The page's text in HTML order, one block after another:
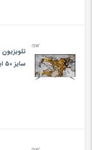
سایز 50 اینچ